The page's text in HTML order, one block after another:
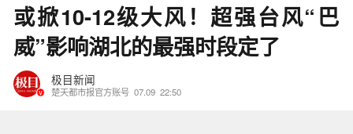
或掀10-12级大风！超强台风“巴
威”影响湖北的最强时段定了
极目新闻
楚天都市报官方账号 07.09 22:50